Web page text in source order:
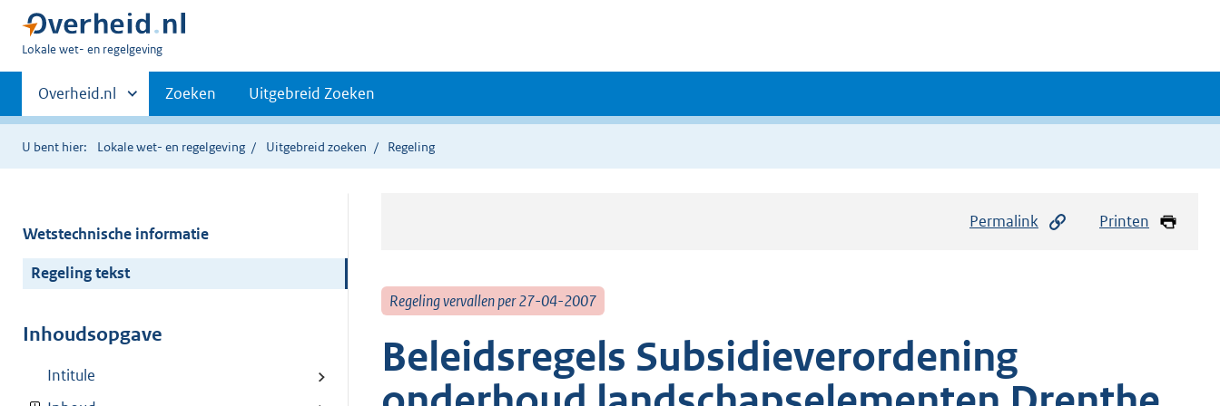
U
hier:
Lokale wet- en regelgeving
Primaire
navigatie
Andere
sites
binnen
Overheid.nl Zoeken Uitgebreid Zoeken
U bent hier: Lokale wet- en regelgeving Uitgebreid zoeken Regeling
Wetstechnische informatie
Regeling tekst
Inhoudsopgave
Intitule
Permalink Printen
Regeling vervallen per 27-04-2007
Beleidsregels Subsidieverordening